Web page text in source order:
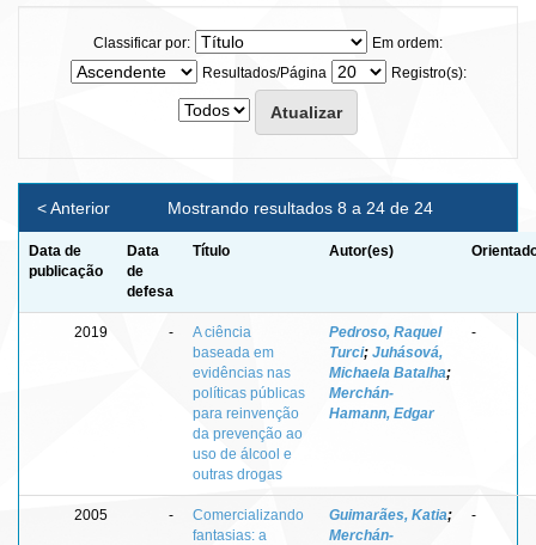
Classificar por:
Em ordem:
Resultados/Página
Registro(s):
Mostrando resultados 8 a 24 de 24
< Anterior
Data de
publicação
Data
de
defesa
Título Autor(es)
2019 -
A ciência
baseada em
evidências nas
políticas públicas
para reinvenção
da prevenção ao
uso de álcool e
outras drogas
Pedroso, Raquel
Turci; Juhásová,
Michaela Batalha;
Merchán-
Hamann, Edgar
-
2005 -
Comercializando
fantasias: a
Guimarães, Katia;
Merchán-
-